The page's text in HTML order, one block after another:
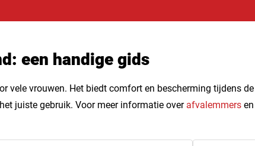
een handige gids
vele vrouwen. Het biedt comfort en bescherming tijdens
juiste gebruik. Voor meer informatie over afvalemmers en